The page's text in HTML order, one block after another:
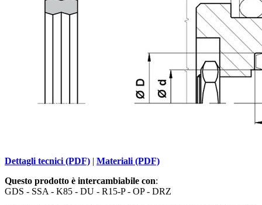
Dettagli tecnici (PDF) | Materiali (PDF)
Questo prodotto è intercambiabile con:
GDS - SSA - K85 - DU - R15-P - OP - DRZ